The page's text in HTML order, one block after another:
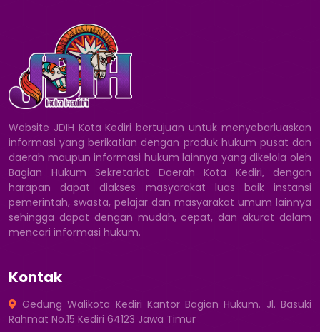
Website JDIH Kota Kediri bertujuan untuk menyebarluaskan
informasi yang berikatian dengan produk hukum pusat dan
daerah maupun informasi hukum lainnya yang dikelola oleh
Bagian Hukum Sekretariat Daerah Kota Kediri, dengan
harapan dapat diakses masyarakat luas baik instansi
pemerintah, swasta, pelajar dan masyarakat umum lainnya
sehingga dapat dengan mudah, cepat, dan akurat dalam
mencari informasi hukum.
Kontak
Gedung Walikota Kediri Kantor Bagian Hukum. Jl. Basuki
Rahmat No.15 Kediri 64123 Jawa Timur